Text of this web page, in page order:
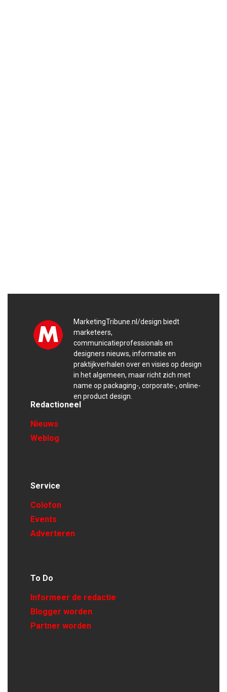
MarketingTribune.nl/design biedt
marketeers,
communicatieprofessionals en
designers nieuws, informatie en
praktijkverhalen over en visies op design
in het algemeen, maar richt zich met
name op packaging-, corporate-, online-
en product design.
Redactioneel
Nieuws
Weblog
Service
Colofon
Events
Adverteren
To Do
Informeer de redactie
Blogger worden
Partner worden